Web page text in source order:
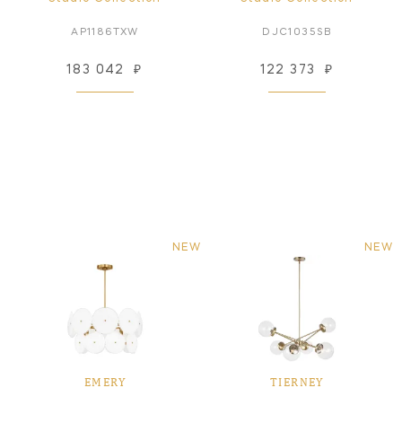
AP1186TXW
183 042 ₽
DJC1035SB
122 373 ₽
NEW
EMERY
NEW
TIERNEY